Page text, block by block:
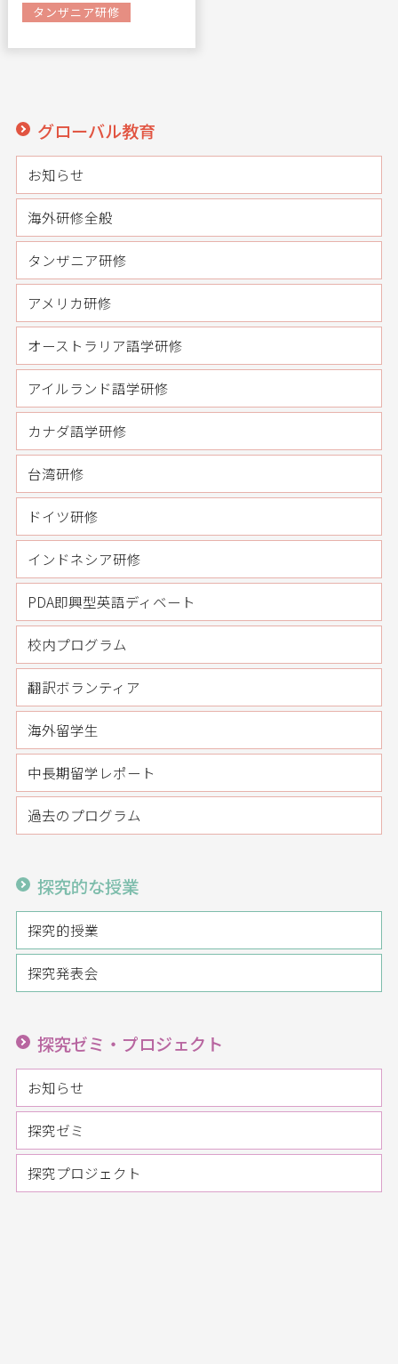
タンザニア研修
グローバル教育
お知らせ
海外研修全般
タンザニア研修
アメリカ研修
オーストラリア語学研修
アイルランド語学研修
カナダ語学研修
台湾研修
ドイツ研修
インドネシア研修
PDA即興型英語ディベート
校内プログラム
翻訳ボランティア
海外留学生
中長期留学レポート
過去のプログラム
探究的な授業
探究的授業
探究発表会
探究ゼミ・プロジェクト
お知らせ
探究ゼミ
探究プロジェクト